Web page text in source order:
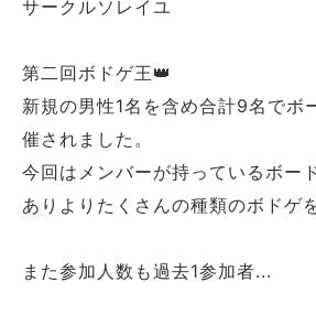
サークルソレイユ
第二回ボドゲ王👑
新規の男性1名を含め合計9名でボ
催されました。
今回はメンバーが持っているボー
ありよりたくさんの種類のボドゲ
また参加人数も過去1参加者...